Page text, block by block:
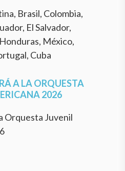
Brasil, Colombia,
El Salvador,
México,
Cuba
A LA ORQUESTA
2026
Orquesta Juvenil